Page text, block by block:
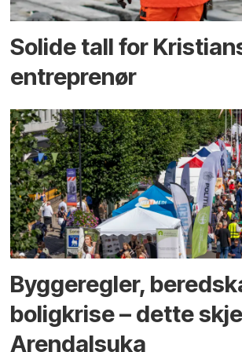
Solide tall for
entreprenør
Bygge­regler,
bolig­krise – dette
Arendals­uka